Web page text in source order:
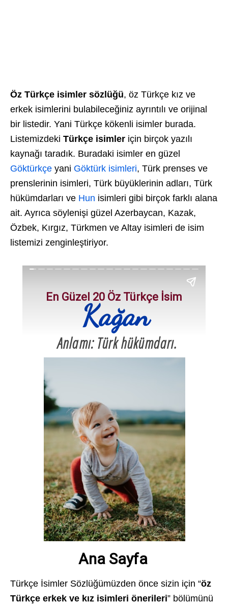
Öz Türkçe isimler sözlüğü, öz Türkçe kız ve
erkek isimlerini bulabileceğiniz ayrıntılı ve orijinal
bir listedir. Yani Türkçe kökenli isimler burada.
Listemizdeki Türkçe isimler için birçok yazılı
kaynağı taradık. Buradaki isimler en güzel
Göktürkçe yani Göktürk isimleri, Türk prenses ve
prenslerinin isimleri, Türk büyüklerinin adları, Türk
hükümdarları ve Hun isimleri gibi birçok farklı alana
ait. Ayrıca söylenişi güzel Azerbaycan, Kazak,
Özbek, Kırgız, Türkmen ve Altay isimleri de isim
listemizi zenginleştiriyor.
Türkçe İsimler Sözlüğümüzden önce sizin için “öz
Türkçe erkek ve kız isimleri önerileri” bölümünü